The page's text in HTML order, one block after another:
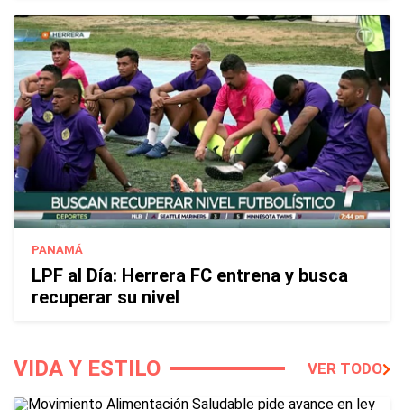
PANAMÁ
LPF al Día: Herrera FC entrena y busca
recuperar su nivel
VIDA Y ESTILO VER TODO